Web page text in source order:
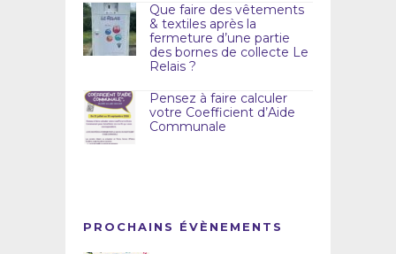
Que faire des vêtements
& textiles après la
fermeture d’une partie
des bornes de collecte Le
Relais ?
Pensez à faire calculer
votre Coefficient d’Aide
Communale
PROCHAINS ÉVÈNEMENTS